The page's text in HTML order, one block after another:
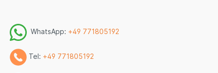
WhatsApp: +49 771805192
Tel: +49 771805192